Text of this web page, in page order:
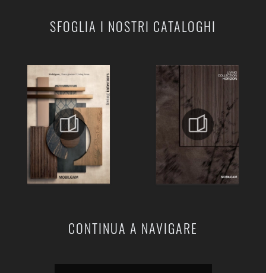
SFOGLIA I NOSTRI CATALOGHI
CONTINUA A NAVIGARE